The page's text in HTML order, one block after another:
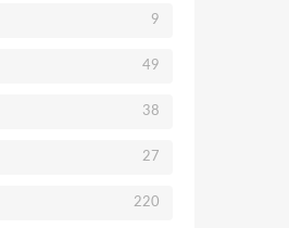
9
49
38
27
220